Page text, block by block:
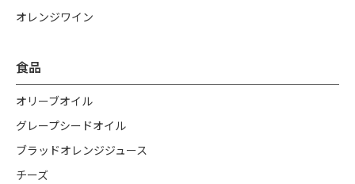
オレンジワイン
食品
オリーブオイル
グレープシードオイル
ブラッドオレンジジュース
チーズ